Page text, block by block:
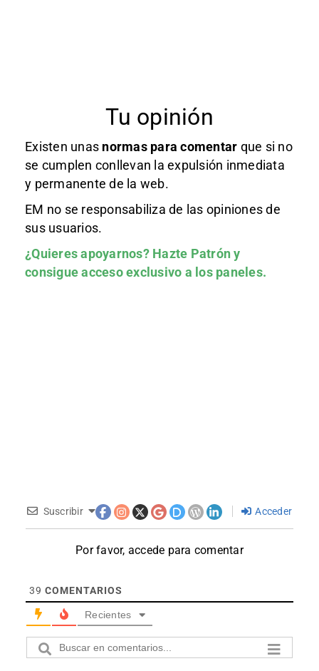
Tu opinión
Existen unas normas para comentar que si no
se cumplen conllevan la expulsión inmediata
y permanente de la web.
EM no se responsabiliza de las opiniones de
sus usuarios.
¿Quieres apoyarnos? Hazte Patróny
consigue acceso exclusivo a los paneles.
Suscribir Acceder
Por favor, accede para comentar
39 COMENTARIOS
Recientes